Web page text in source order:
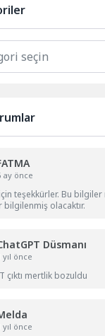
ay önce
için teşekkürler. Bu bilgiler
bilgilenmiş olacaktır.
Düsmanı
yıl önce
çıktı mertlik bozuldu
yıl önce